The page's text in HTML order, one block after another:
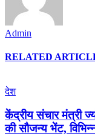
Admin
RELATED
देश
केंद्रीय संचार मंत्री
की सौजन्य भेंट,